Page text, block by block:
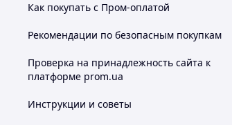
Как покупать с Пром-оплатой
Рекомендации по безопасным покупкам
Проверка на принадлежность сайта к
платформе prom.ua
Инструкции и советы